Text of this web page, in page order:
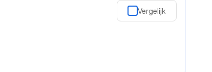
Vergelijk